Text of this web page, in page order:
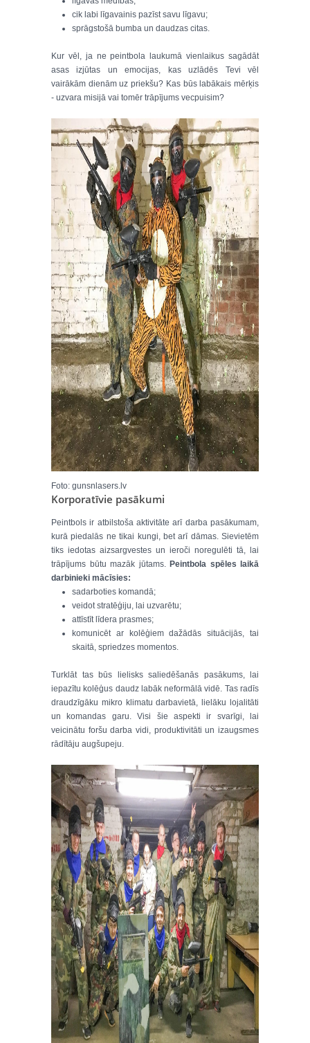
cik labi līgavainis pazīst savu līgavu;
sprāgstošā bumba un daudzas citas.
Kur vēl, ja ne peintbola laukumā vienlaikus sagādāt
asas izjūtas un emocijas, kas uzlādēs Tevi vēl
vairākām dienām uz priekšu? Kas būs labākais mērķis
- uzvara misijā vai tomēr trāpījums vecpuisim?
Foto: gunsnlasers.lv
Korporatīvie pasākumi
Peintbols ir atbilstoša aktivitāte arī darba pasākumam,
kurā piedalās ne tikai kungi, bet arī dāmas. Sievietēm
tiks iedotas aizsargvestes un ieroči noregulēti tā, lai
trāpījums būtu mazāk jūtams. Peintbola spēles laikā
darbinieki mācīsies:
sadarboties komandā;
veidot stratēģiju, lai uzvarētu;
attīstīt līdera prasmes;
komunicēt ar kolēģiem dažādās situācijās, tai
skaitā, spriedzes momentos.
Turklāt tas būs lielisks saliedēšanās pasākums, lai
iepazītu kolēģus daudz labāk neformālā vidē. Tas radīs
draudzīgāku mikro klimatu darbavietā, lielāku lojalitāti
un komandas garu. Visi šie aspekti ir svarīgi, lai
veicinātu foršu darba vidi, produktivitāti un izaugsmes
rādītāju augšupeju.